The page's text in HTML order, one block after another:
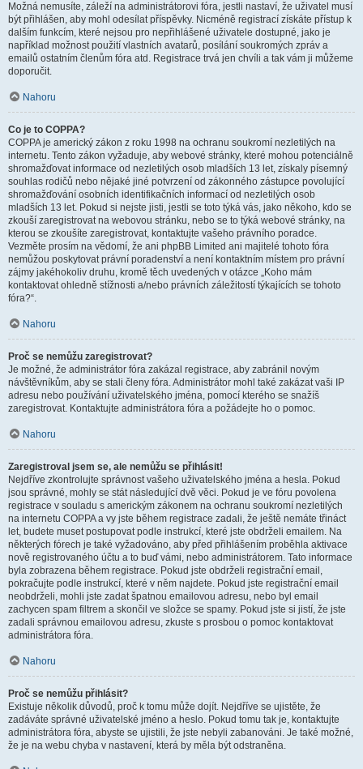
Možná nemusíte, záleží na administrátorovi fóra, jestli nastaví, že uživatel musí
být přihlášen, aby mohl odesílat příspěvky. Nicméně registrací získáte přístup k
dalším funkcím, které nejsou pro nepřihlášené uživatele dostupné, jako je
například možnost použití vlastních avatarů, posílání soukromých zpráv a
emailů ostatním členům fóra atd. Registrace trvá jen chvíli a tak vám ji můžeme
doporučit.
Nahoru
Co je to COPPA?
COPPA je americký zákon z roku 1998 na ochranu soukromí nezletilých na
internetu. Tento zákon vyžaduje, aby webové stránky, které mohou potenciálně
shromažďovat informace od nezletilých osob mladších 13 let, získaly písemný
souhlas rodičů nebo nějaké jiné potvrzení od zákonného zástupce povolující
shromažďování osobních identifikačních informací od nezletilých osob
mladších 13 let. Pokud si nejste jisti, jestli se toto týká vás, jako někoho, kdo se
zkouší zaregistrovat na webovou stránku, nebo se to týká webové stránky, na
kterou se zkoušíte zaregistrovat, kontaktujte vašeho právního poradce.
Vezměte prosím na vědomí, že ani phpBB Limited ani majitelé tohoto fóra
nemůžou poskytovat právní poradenství a není kontaktním místem pro právní
zájmy jakéhokoliv druhu, kromě těch uvedených v otázce „Koho mám
kontaktovat ohledně stížnosti a/nebo právních záležitostí týkajících se tohoto
fóra?“.
Nahoru
Proč se nemůžu zaregistrovat?
Je možné, že administrátor fóra zakázal registrace, aby zabránil novým
návštěvníkům, aby se stali členy fóra. Administrátor mohl také zakázat vaši IP
adresu nebo používání uživatelského jména, pomocí kterého se snažíš
zaregistrovat. Kontaktujte administrátora fóra a požádejte ho o pomoc.
Nahoru
Zaregistroval jsem se, ale nemůžu se přihlásit!
Nejdříve zkontrolujte správnost vašeho uživatelského jména a hesla. Pokud
jsou správné, mohly se stát následující dvě věci. Pokud je ve fóru povolena
registrace v souladu s americkým zákonem na ochranu soukromí nezletilých
na internetu COPPA a vy jste během registrace zadali, že ještě nemáte třináct
let, budete muset postupovat podle instrukcí, které jste obdrželi emailem. Na
některých fórech je také vyžadováno, aby před přihlášením proběhla aktivace
nově registrovaného účtu a to buď vámi, nebo administrátorem. Tato informace
byla zobrazena během registrace. Pokud jste obdrželi registrační email,
pokračujte podle instrukcí, které v něm najdete. Pokud jste registrační email
neobdrželi, mohli jste zadat špatnou emailovou adresu, nebo byl email
zachycen spam filtrem a skončil ve složce se spamy. Pokud jste si jistí, že jste
zadali správnou emailovou adresu, zkuste s prosbou o pomoc kontaktovat
administrátora fóra.
Nahoru
Proč se nemůžu přihlásit?
Existuje několik důvodů, proč k tomu může dojít. Nejdříve se ujistěte, že
zadáváte správné uživatelské jméno a heslo. Pokud tomu tak je, kontaktujte
administrátora fóra, abyste se ujistili, že jste nebyli zabanováni. Je také možné,
že je na webu chyba v nastavení, která by měla být odstraněna.